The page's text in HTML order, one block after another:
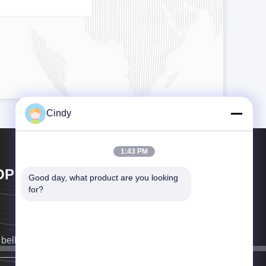
GOLF CO.,LTD
u zo snel mogelijk terug.
Cindy
1:43 PM
Good day, what product are you looking
for?